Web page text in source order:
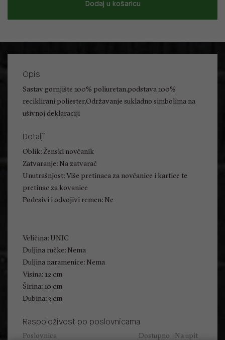
Dodaj u košaricu
Opis
Sastav gornjište 100% poliuretan,podstava 100%
reciklirani poliester,Održavanje sukladno simbolima na
ušivnoj deklaraciji
Detalji
Oblik: Ženski novčanik
Zatvaranje: Na zatvarač
Unutrašnjost: Više pretinaca za novčanice i kartice te
pretinac za kovanice
Podesivi i odvojivi remen: Ne
Veličina: UNIC
Duljina ručke: Nema
Duljina naramenice: Nema
Visina: 12 cm
Širina: 10 cm
Dubina: 3 cm
Raspoloživost po poslovnicama
Poslovnica Dostupno Na upit